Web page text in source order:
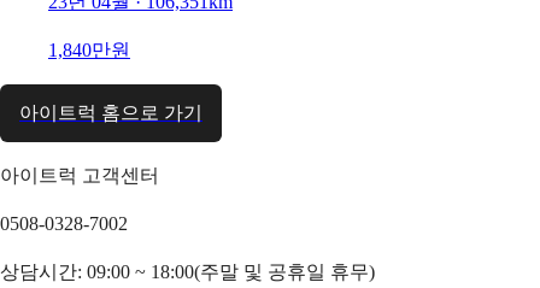
1,840만원
아이트럭 홈으로 가기
아이트럭 고객센터
0508-0328-7002
상담시간: 09:00 ~ 18:00(주말 및 공휴일 휴무)